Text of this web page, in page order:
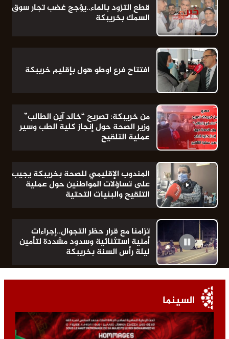
قطع التزود بالماء..يؤجج غضب تجار سوق
السمك بخريبكة
افتتاح فرع اوطو هول بإقليم خريبكة
من خريبكة: تصريح “خالد آين الطالب”
وزير الصحة حول إنجاز كلية الطب وسير
عملية التلقيح
المندوب الإقليمي للصحة بخريبكة يجيب
على تساؤلات المواطنين حول عملية
التلقيح والبنيات التحتية
تزامنا مع قرار حظر التجوال..إجراءات
أمنية استثنائية وسدود مشددة لتأمين
ليلة رأس السنة بخريبكة
السينما